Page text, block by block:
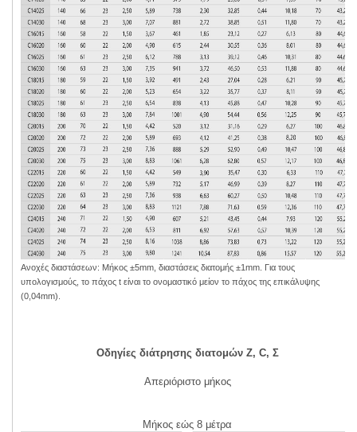
Ανοχές διαστάσεων: Μήκος ±5mm, διαστάσεις διατομής ±1mm. Για τους
υπολογισμούς, το πάχος t είναι το ονομαστικό μείον το πάχος της επικάλυψης
(0,04mm).
Οδηγίες διάτρησης διατομών Ζ, C, Σ
Απεριόριστο μήκος
Μήκος εώς 8 μέτρα